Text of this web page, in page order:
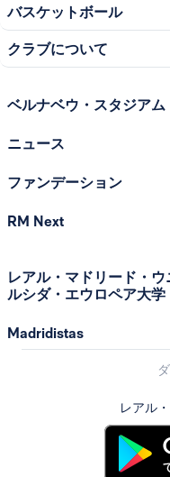
バスケットボール
クラブについて
ベルナベウ・スタジアム
ニュース
ファンデーション
RM Next
レアル・マドリード・ウ
ルシダ・エウロペア大学
Madridistas
レアル